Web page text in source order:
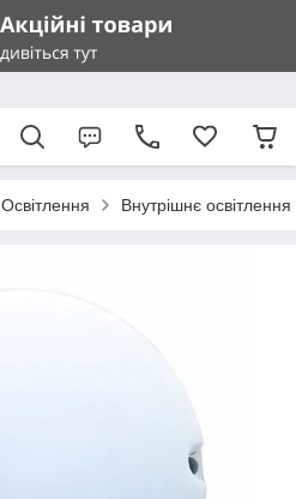
Освітлення Внутрішнє освітлення